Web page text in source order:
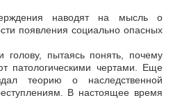
наводят на мысль о
появления социально опасных
пытаясь понять, почему
патологическими чертами. Еще
теорию о наследственной
В настоящее время